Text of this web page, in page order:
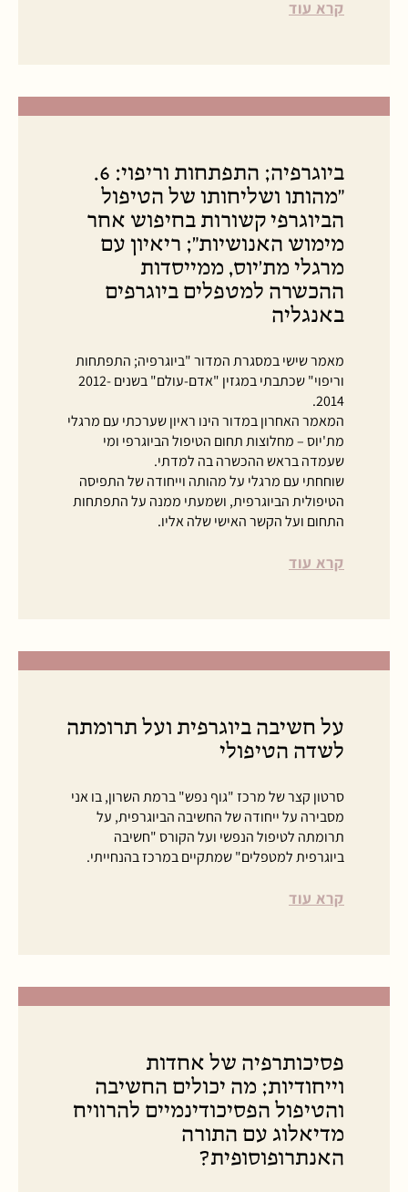
קרא עוד
ביוגרפיה; התפתחות וריפוי: 6.
"מהותו ושליחותו של הטיפול
הביוגרפי קשורות בחיפוש אחר
מימוש האנושיות"; ריאיון עם
מרגלי מת'יוס, ממייסדות
ההכשרה למטפלים ביוגרפים
באנגליה
מאמר שישי במסגרת המדור "ביוגרפיה; התפתחות
וריפוי" שכתבתי במגזין "אדם-עולם" בשנים 2012-
2014.
המאמר האחרון במדור הינו ראיון שערכתי עם מרגלי
מת'יוס – מחלוצות תחום הטיפול הביוגרפי ומי
שעמדה בראש ההכשרה בה למדתי.
שוחחתי עם מרגלי על מהותה וייחודה של התפיסה
הטיפולית הביוגרפית, ושמעתי ממנה על התפתחות
התחום ועל הקשר האישי שלה אליו.
קרא עוד
על חשיבה ביוגרפית ועל תרומתה
לשדה הטיפולי
סרטון קצר של מרכז "גוף נפש" ברמת השרון, בו אני
מסבירה על ייחודה של החשיבה הביוגרפית, על
תרומתה לטיפול הנפשי ועל הקורס "חשיבה
ביוגרפית למטפלים" שמתקיים במרכז בהנחייתי.
קרא עוד
פסיכותרפיה של אחדות
וייחודיות; מה יכולים החשיבה
והטיפול הפסיכודינמיים להרוויח
מדיאלוג עם התורה
האנתרופוסופית?